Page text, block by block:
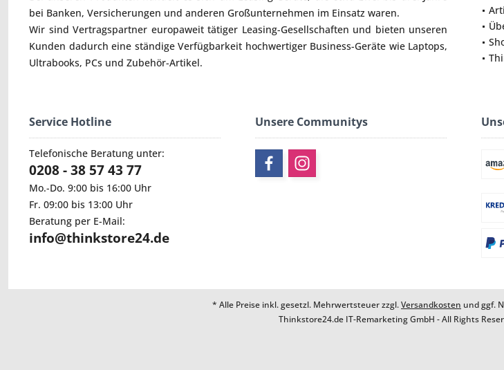
bei Banken, Versicherungen und anderen Großunternehmen im Einsatz waren.
Wir sind Vertragspartner europaweit tätiger Leasing-Gesellschaften und bieten unseren
Kunden dadurch eine ständige Verfügbarkeit hochwertiger Business-Geräte wie Laptops,
Ultrabooks, PCs und Zubehör-Artikel.
Service Hotline
Telefonische Beratung unter:
0208 - 38 57 43 77
Mo.-Do. 9:00 bis 16:00 Uhr
Fr. 09:00 bis 13:00 Uhr
Beratung per E-Mail:
info@thinkstore24.de
Unsere Communitys
* Alle Preise inkl. gesetzl. Mehrwertsteuer zzgl.Versandkosten und ggf.
Thinkstore24.de IT-Remarketing GmbH - All Rights